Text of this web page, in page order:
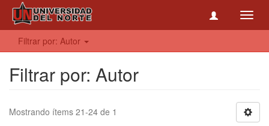
Filtrar por: Autor
Filtrar por: Autor
Mostrando ítems 21-24 de 1